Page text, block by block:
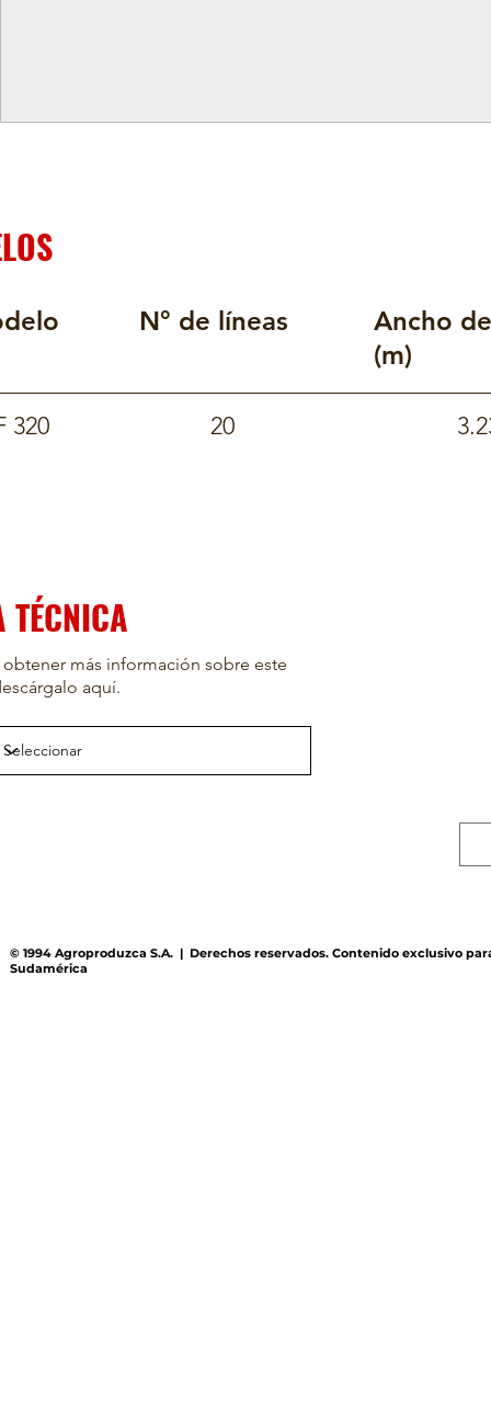
N° de líneas
Ancho
(m)
320 20
TÉCNICA
obtener más información sobre este
aquí.
© 1994 Agroproduzca S.A. | Derechos reservados. Contenido exclusivo
Sudamérica